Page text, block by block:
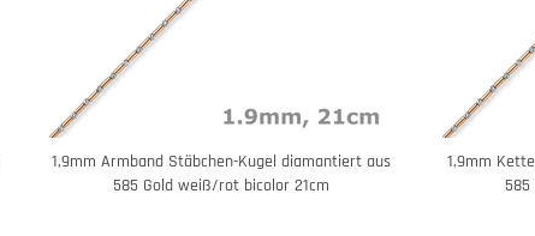
1,9mm Armband Stäbchen-Kugel diamantiert aus
585 Gold weiß/rot bicolor 21cm
1,9mm